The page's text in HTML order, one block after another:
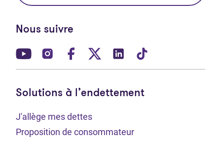
Nous suivre
(Ouvre dans un nouvel onglet)
(Ouvre dans un nouvel onglet)
(Ouvre dans un nouvel onglet)
(Ouvre dans un nouvel
(Ouvre dans un
Solutions à l’endettement
J'allège mes dettes
Proposition de consommateur